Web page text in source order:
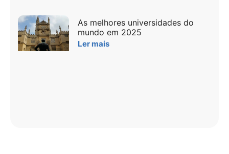
As melhores universidades do
mundo em 2025
Ler mais